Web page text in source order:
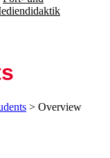
> Overview